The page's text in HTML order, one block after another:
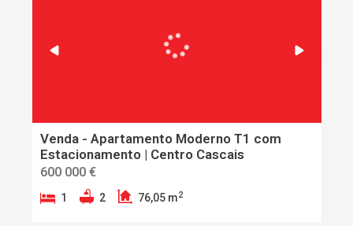
Venda - Apartamento Moderno T1 com
Estacionamento | Centro Cascais
600 000 €
1 2 76,05 m2